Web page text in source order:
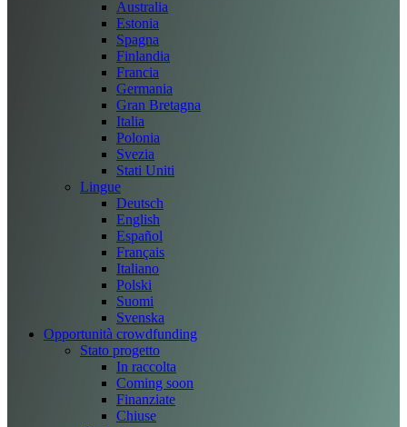
Australia
Estonia
Spagna
Finlandia
Francia
Germania
Gran Bretagna
Italia
Polonia
Svezia
Stati Uniti
Lingue
Deutsch
English
Español
Français
Italiano
Polski
Suomi
Svenska
Opportunità crowdfunding
Stato progetto
In raccolta
Coming soon
Finanziate
Chiuse